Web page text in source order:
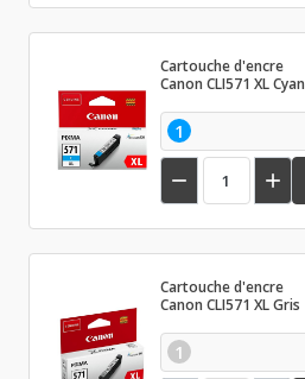
Cartouche d'encre
Canon CLI571 XL Cyan
1
 
Cartouche d'encre
Canon CLI571 XL Gris
1